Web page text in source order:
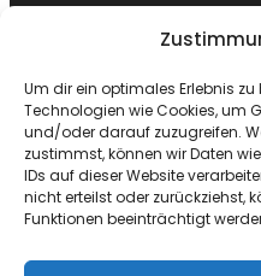
Um dir ein optimales Erlebnis zu
Technologien wie Cookies, um
und/oder darauf zuzugreifen.
zustimmst, können wir Daten
IDs auf dieser Website
nicht erteilst oder zurückziehst,
Funktionen beeinträchtigt
Hansestadt Stralsund
Bordtelefon+49 178